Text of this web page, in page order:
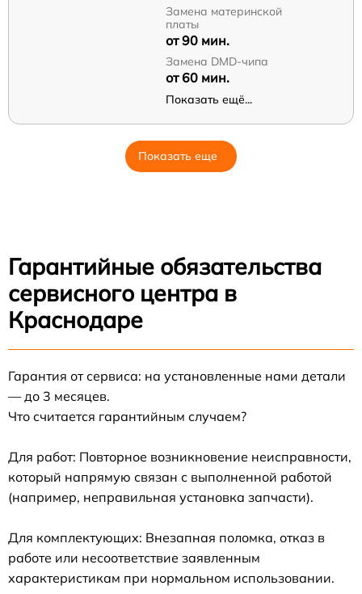
Замена материнской
платы
от 90 мин.
Замена DMD-чипа
от 60 мин.
Показать ещё...
Показать еще
Гарантийные обязательства
сервисного центра в
Краснодаре
Гарантия от сервиса: на установленные нами детали
— до 3 месяцев.
Что считается гарантийным случаем?
Для работ: Повторное возникновение неисправности,
который напрямую связан с выполненной работой
(например, неправильная установка запчасти).
Для комплектующих: Внезапная поломка, отказ в
работе или несоответствие заявленным
характеристикам при нормальном использовании.